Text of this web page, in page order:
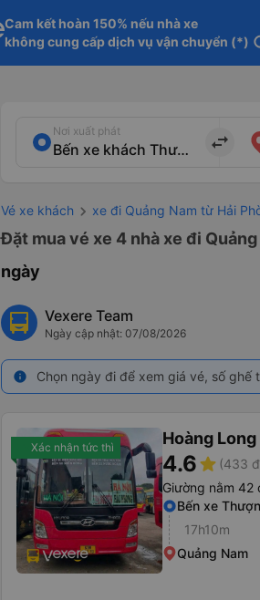
Cam kết hoàn 150% nếu nhà xe
không cung cấp dịch vụ vận chuyển (*)
Nơi xuất phát
import_export
Vé xe khách xe đi Quảng Nam từ Hải
Đặt mua vé xe 4 nhà xe đi
ngày
Vexere Team
Ngày cập nhật: 07/08/2026
info Chọn ngày đi để xem giá vé, số
Xác nhận tức thì Hoàng
4.6star (433
Giường nằm 42
Bến xe
17h10m
Quảng Nam